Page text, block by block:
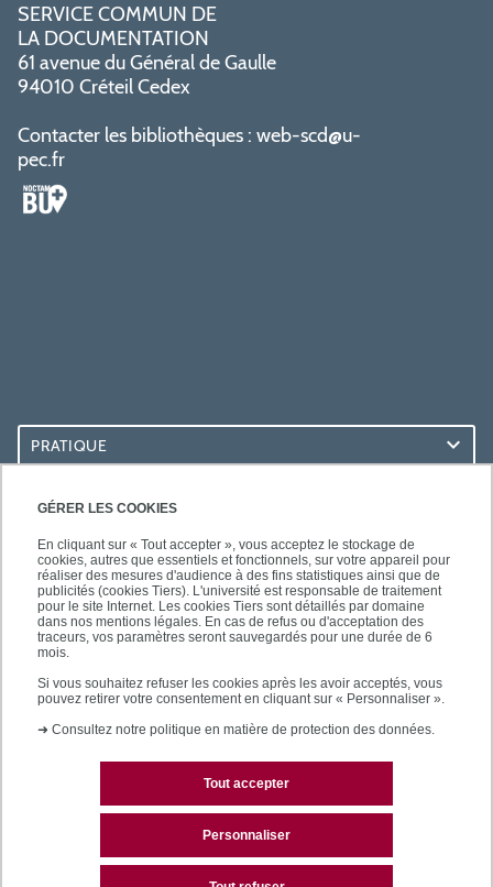
GÉRER LES COOKIES
En cliquant sur « Tout accepter », vous acceptez le stockage de
cookies, autres que essentiels et fonctionnels, sur votre appareil pour
réaliser des mesures d'audience à des fins statistiques ainsi que de
publicités (cookies Tiers). L'université est responsable de traitement
pour le site Internet. Les cookies Tiers sont détaillés par domaine
dans nos mentions légales. En cas de refus ou d'acceptation des
traceurs, vos paramètres seront sauvegardés pour une durée de 6
mois.
Si vous souhaitez refuser les cookies après les avoir acceptés, vous
pouvez retirer votre consentement en cliquant sur « Personnaliser ».
➜ Consultez notre politique en matière de protection des données.
Tout accepter
Personnaliser
SERVICE COMMUN DE
LA DOCUMENTATION
61 avenue du Général de Gaulle
94010 Créteil Cedex
Contacter les bibliothèques : web-scd@u-
pec.fr
PRATIQUE
ACCÈS RAPIDES
LES BU SUR...
Mentions légales
Contactez les bibliothèques